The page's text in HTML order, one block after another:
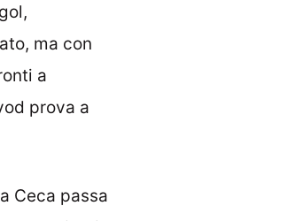
ma con
a
prova a
Ceca passa